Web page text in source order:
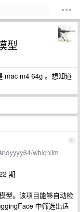
型
mac m4 64g 。想知道
1
whichllm
期
型。该项目能够自动检
中筛选出适